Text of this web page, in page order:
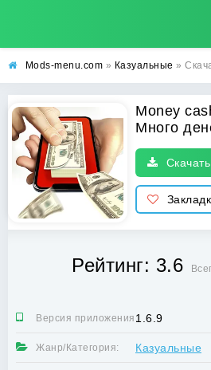
Mods-menu.com » Казуальные » Скачать
Money
Много
Скачать
Рейтинг: 3.6
Версия приложения:1.6.9
Жанр/Категория: Казуальные